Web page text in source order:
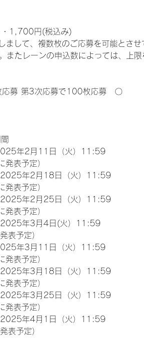
・1,700円(税込み)
して、複数枚のご応募を可能とさ
たレーンの申込数によっては、上
募 第3次応募で100枚応募　〇
年2月11日（火）11:59
表予定）
年2月18日（火）11:59
表予定）
年2月25日（火）11:59
表予定）
年3月4日(火）11:59
表予定）
年3月11日（火）11:59
表予定）
年3月18日（火）11:59
表予定）
年3月25日（火）11:59
表予定）
年4月1日（火）11:59
表予定）